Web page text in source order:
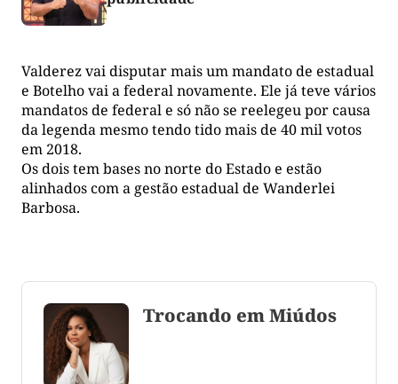
Valderez vai disputar mais um mandato de estadual
e Botelho vai a federal novamente. Ele já teve vários
mandatos de federal e só não se reelegeu por causa
da legenda mesmo tendo tido mais de 40 mil votos
em 2018.
Os dois tem bases no norte do Estado e estão
alinhados com a gestão estadual de Wanderlei
Barbosa.
Trocando em Miúdos